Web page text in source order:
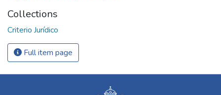
Collections
Criterio Jurídico
Full item page